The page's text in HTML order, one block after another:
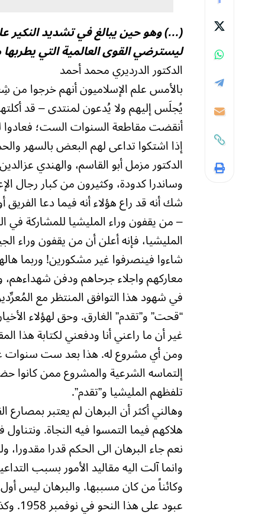
(…) وهو حين يبالغ في تشديد النكير
ليسترضي القوى العالمية التي
الدكتور الدرديري محمد أحمد
بالأمس علم الإسلاميون أنهم خرجوا
يُجلَس إليهم ولا يُدعون لمنتدى – قد
أنقضت مقاطعة السنوات الست؛
إذا اشتكوا تداعى لهم البعض بالسهر
الدكتور مزمل أبو القاسم، والهندي
وساندرا كدودة، وكثيرون من كبار رجال
– من يقفون وراء المليشيا للمشاركة في
المليشيا، فإنه أعلن أن من يقفون وراء
شاءوا فينصرفوا غير مشكورين! وربما
معاركهم واجلاء جرحاهم ودفن
في شهود هذا التوافق المنتظر مع
“قحت” و”تقدم” الغارق. وحق لهؤلاء
غير أن ما راعني أنا ودفعني لكتابة
ومن أي مشروع له. هذا بعد ست سنوات
إلتماسه الشرعية والمشروع ممن كانوا
تلفظهم المليشيا و”تقدم”.
وهالني أكثر أن البرهان لم يعتبر
هلاكهم فيما التمسوا فيه النجاة.
نعم جاء البرهان الى الحكم قدرا
وكائناً من كان مسببها. والبرهان ليس